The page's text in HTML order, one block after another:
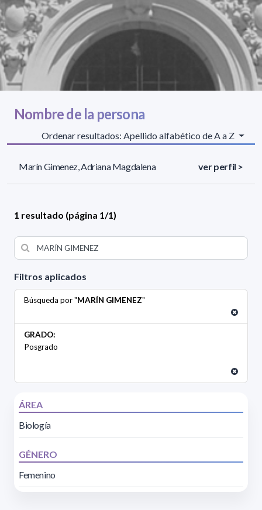
Filtros aplicados
Búsqueda por "MARÍN GIMENEZ"
GRADO:
Posgrado
ÁREA
Biología
GÉNERO
Femenino
Nombre de la persona
Ordenar resultados: Apellido alfabético de A a Z
Marín Gimenez, Adriana Magdalena ver perfil >
1 resultado (página 1/1)